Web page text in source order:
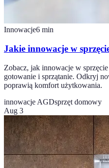
Innowacje6 min
Jakie innowacje w
Zobacz, jak innowacje w
gotowanie i sprzątanie. Odkryj
poprawią komfort użytkowania.
innowacje AGDsprzęt domowy
Aug 3